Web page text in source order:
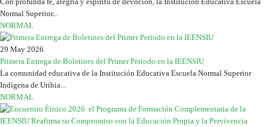
Normal Superior...
NORMAL
29 May 2026
Primera Entrega de Boletines del Primer Período en la IEENSIU
La comunidad educativa de la Institución Educativa Escuela Normal Superior
Indígena de Uribia...
NORMAL